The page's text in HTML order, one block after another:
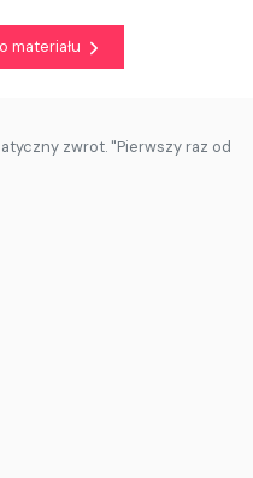
materiału
zwrot. "Pierwszy raz od